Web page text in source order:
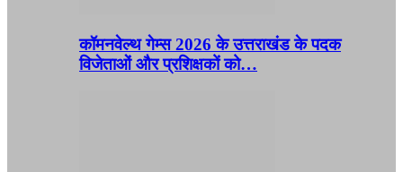
कॉमनवेल्थ गेम्स 2026 के उत्तराखंड के पदक
विजेताओं और प्रशिक्षकों को…